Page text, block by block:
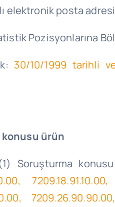
elektronik posta
Pozisyonlarına
30/10/1999 tarihli
ürün
Soruşturma